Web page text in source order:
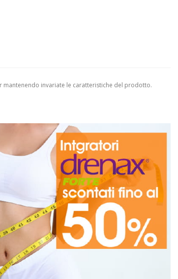
invariate le caratteristiche del prodotto.